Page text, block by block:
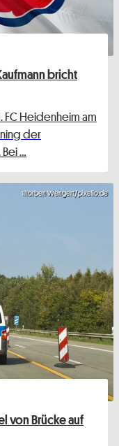
bricht
FC Heidenheim am
der
…
Thorben Wengert/pixelio.de
von Brücke auf